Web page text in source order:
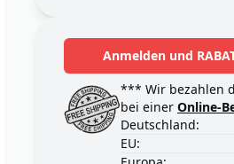
Anmelden und
*** Wir bezahlen
bei einer Online-
Deutschland:
EU: